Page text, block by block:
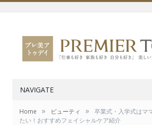
NAVIGATE
Home » ビューティ »
卒業式・入学式はマ
たい！おすすめフェイシャルケア紹介